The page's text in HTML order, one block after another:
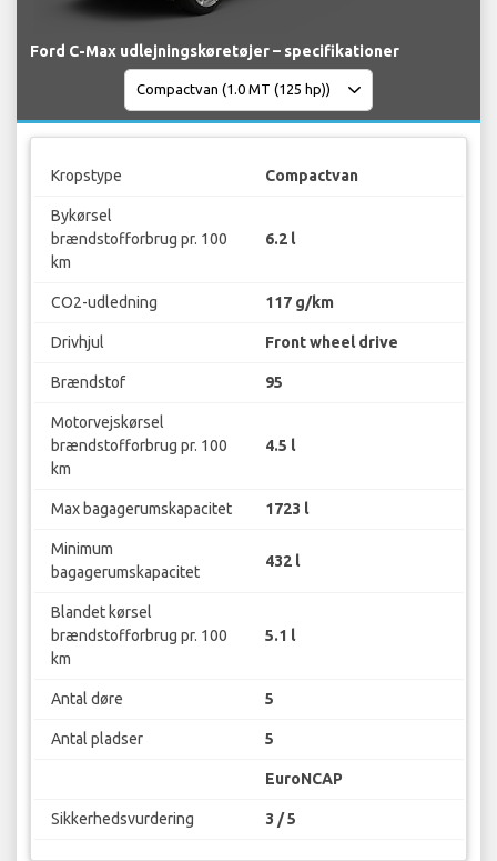
Ford C-Max udlejningskøretøjer – specifikationer
Kropstype Compactvan
Bykørsel
brændstofforbrug pr. 100
km
6.2 l
CO2-udledning 117 g/km
Drivhjul Front wheel drive
Brændstof 95
Motorvejskørsel
brændstofforbrug pr. 100
km
4.5 l
Max bagagerumskapacitet 1723 l
Minimum
bagagerumskapacitet
432 l
Blandet kørsel
brændstofforbrug pr. 100
km
5.1 l
Antal døre 5
Antal pladser 5
EuroNCAP
Sikkerhedsvurdering 3 / 5